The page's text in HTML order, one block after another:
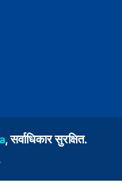
, सर्वाधिकार सुरक्षित.